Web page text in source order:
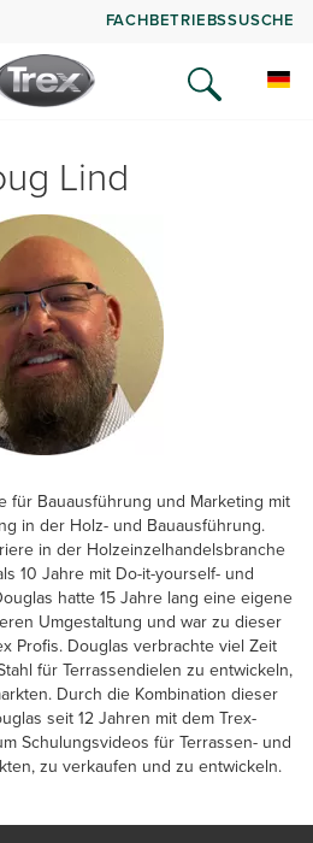
FACHBETRIEBSSUSCHE
Lind
für Bauausführung und Marketing mit
in der Holz- und Bauausführung.
in der Holzeinzelhandelsbranche
10 Jahre mit Do-it-yourself- und
hatte 15 Jahre lang eine eigene
Umgestaltung und war zu dieser
Profis. Douglas verbrachte viel Zeit
für Terrassendielen zu entwickeln,
Durch die Kombination dieser
seit 12 Jahren mit dem Trex-
Schulungsvideos für Terrassen- und
zu verkaufen und zu entwickeln.